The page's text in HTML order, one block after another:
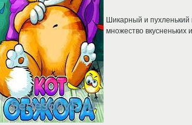
Шикарный и пухленький
множество вкусненьких